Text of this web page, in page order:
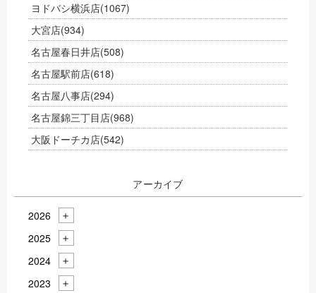
ヨドバシ横浜店(1067)
大宮店(934)
名古屋春日井店(508)
名古屋駅前店(618)
名古屋八事店(294)
名古屋錦三丁目店(968)
大阪ドーチカ店(542)
アーカイブ
2026
2025
2024
2023